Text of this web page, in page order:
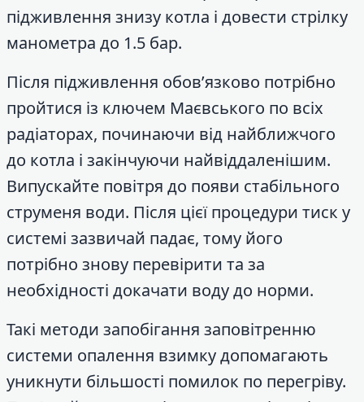
підживлення знизу котла і довести стрілку
манометра до 1.5 бар.
Після підживлення обов’язково потрібно
пройтися із ключем Маєвського по всіх
радіаторах, починаючи від найближчого
до котла і закінчуючи найвіддаленішим.
Випускайте повітря до появи стабільного
струменя води. Після цієї процедури тиск у
системі зазвичай падає, тому його
потрібно знову перевірити та за
необхідності докачати воду до норми.
Такі методи запобігання заповітренню
системи опалення взимку допомагають
уникнути більшості помилок по перегріву.